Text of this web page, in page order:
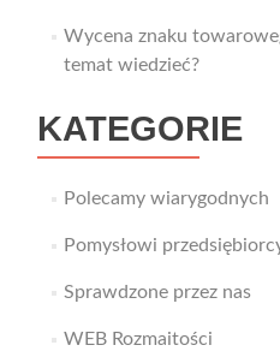
Wycena znaku
temat wiedzieć?
KATEGORIE
Polecamy wiarygodnych
Pomysłowi
Sprawdzone przez nas
WEB Rozmaitości